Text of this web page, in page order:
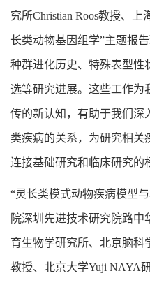
究所Christian Roos教授、上
长类动物基因组学”主题报
种群进化历史、特殊表型性
选等研究进展。这些工作为
传的新认知，有助于我们深
类疾病的关系，为研究相关
连接基础研究和临床研究的
“灵长类模式动物疾病模型
院深圳先进技术研究院路
育生物学研究所、北京脑科
教授、北京大学Yuji NAYA